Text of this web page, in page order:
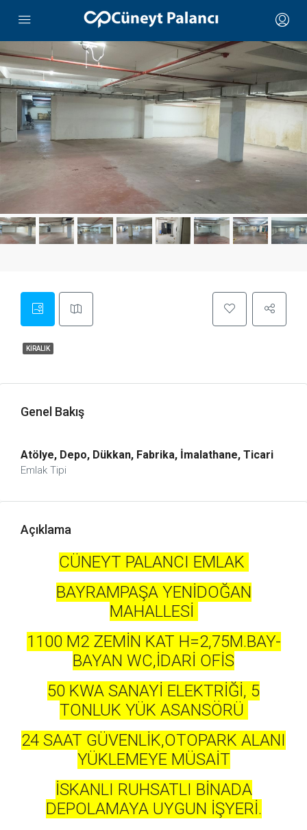
KIRALIK
Genel Bakış
Atölye, Depo, Dükkan, Fabrika, İmalathane, Ticari
Emlak Tipi
Açıklama
CÜNEYT PALANCI EMLAK
BAYRAMPAŞA YENİDOĞAN
MAHALLESİ
1100 M2 ZEMİN KAT H=2,75M.BAY-
BAYAN WC,İDARİ OFİS
50 KWA SANAYİ ELEKTRİĞİ, 5
TONLUK YÜK ASANSÖRÜ
24 SAAT GÜVENLİK,OTOPARK ALANI
YÜKLEMEYE MÜSAİT
İSKANLI RUHSATLI BİNADA
DEPOLAMAYA UYGUN İŞYERİ.